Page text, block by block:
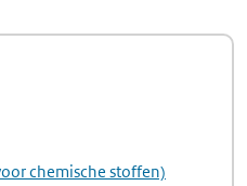
chemische stoffen)